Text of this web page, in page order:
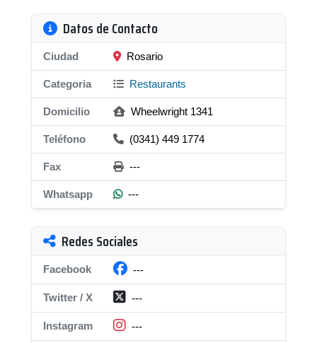
Datos de Contacto
Ciudad Rosario
Categoria Restaurants
Domicilio Wheelwright 1341
Teléfono (0341) 449 1774
Fax ---
Whatsapp ---
Redes Sociales
Facebook ---
Twitter / X ---
Instagram ---